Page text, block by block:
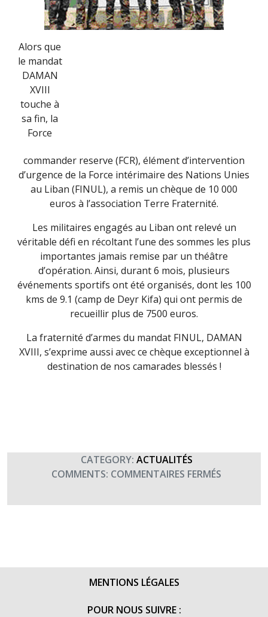
Alors que
le mandat
DAMAN
XVIII
touche à
sa fin, la
Force
commander reserve (FCR), élément d’intervention
d’urgence de la Force intérimaire des Nations Unies
au Liban (FINUL), a remis un chèque de 10 000
euros à l’association Terre Fraternité.
Les militaires engagés au Liban ont relevé un
véritable défi en récoltant l’une des sommes les plus
importantes jamais remise par un théâtre
d’opération. Ainsi, durant 6 mois, plusieurs
événements sportifs ont été organisés, dont les 100
kms de 9.1 (camp de Deyr Kifa) qui ont permis de
recueillir plus de 7500 euros.
La fraternité d’armes du mandat FINUL, DAMAN
XVIII, s’exprime aussi avec ce chèque exceptionnel à
destination de nos camarades blessés !
CATEGORY: ACTUALITÉS
COMMENTS: COMMENTAIRES FERMÉS
MENTIONS LÉGALES
POUR NOUS SUIVRE :